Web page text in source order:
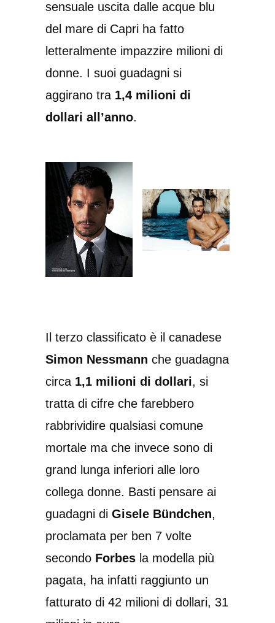
sensuale uscita dalle acque blu
del mare di Capri ha fatto
letteralmente impazzire milioni di
donne. I suoi guadagni si
aggirano tra 1,4 milioni di
dollari all’anno.
Il terzo classificato è il canadese
Simon Nessmann che guadagna
circa 1,1 milioni di dollari, si
tratta di cifre che farebbero
rabbrividire qualsiasi comune
mortale ma che invece sono di
grand lunga inferiori alle loro
collega donne. Basti pensare ai
guadagni di Gisele Bündchen,
proclamata per ben 7 volte
secondo Forbes la modella più
pagata, ha infatti raggiunto un
fatturato di 42 milioni di dollari, 31